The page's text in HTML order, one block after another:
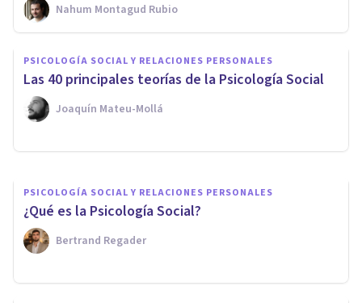
Nahum Montagud Rubio
PSICOLOGÍA SOCIAL Y RELACIONES PERSONALES
Las 40 principales teorías de la Psicología Social
Joaquín Mateu-Mollá
PSICOLOGÍA SOCIAL Y RELACIONES PERSONALES
​Teoría del Mundo Justo:
¿tenemos lo que nos
merecemos?
PSICOLOGÍA SOCIAL Y RELACIONES PERSONALES
¿Qué es la Psicología Social?
Bertrand Regader